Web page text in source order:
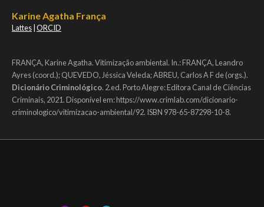
Karine Agatha França
Lattes ORCID
FRANÇA, Karine Agatha. Vitimização ambiental. In.: FRANÇA, Leandro
Ayres (coord.); QUEVEDO, Jéssica Veleda; ABREU, Carlos A F de (orgs.).
Dicionário Criminológico. 2.ed. Porto Alegre: Editora Canal de Ciências
Criminais, 2021. Disponível em: https://www.crimlab.com/dicionario-
criminologico/vitimizacao-ambiental/92. ISBN 978-65-87298-10-8.